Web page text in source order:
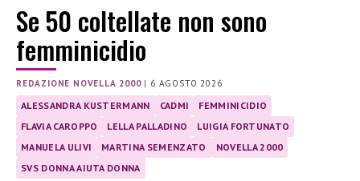
Se 50 coltellate non sono
femminicidio
REDAZIONE NOVELLA 2000| 6 AGOSTO 2026
ALESSANDRA KUSTERMANN CADMI
FEMMINICIDIO
FLAVIA CAROPPO
LELLA PALLADINO
LUIGIA FORTUNATO
MANUELA ULIVI
MARTINA SEMENZATO
NOVELLA 2000
SVS DONNA AIUTA DONNA